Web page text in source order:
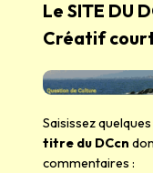
Le SITE DU
Créatif
Saisissez
titre du DCcn
commentaires :